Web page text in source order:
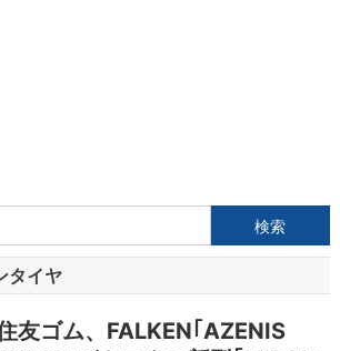
索:
タイヤ
友ゴム、FALKEN｢AZENIS